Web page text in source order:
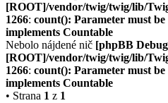
[ROOT]/vendor/twig/twig/lib/
1266: count(): Parameter must
implements Countable
Nebolo nájdené nič [phpBB
[ROOT]/vendor/twig/twig/lib/
1266: count(): Parameter must
implements Countable
• Strana 1 z 1